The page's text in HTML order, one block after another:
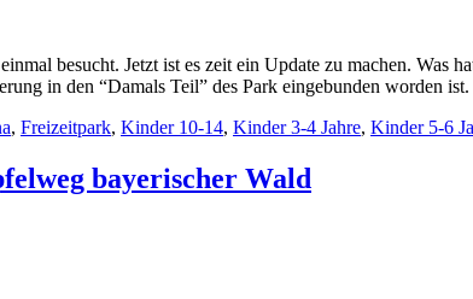
besucht. Jetzt ist es zeit ein Update zu machen. Was
in den “Damals Teil” des Park eingebunden worden
, Freizeitpark, Kinder 10-14, Kinder 3-4 Jahre, Kinder 5-6
bayerischer Wald